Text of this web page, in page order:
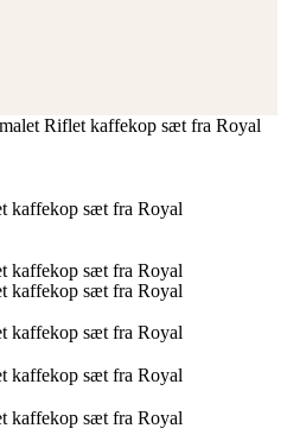
Riflet kaffekop sæt fra Royal